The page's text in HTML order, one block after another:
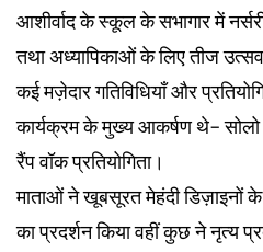
आशीर्वाद के स्कूल के सभागार में
तथा अध्यापिकाओं के लिए तीज
कई मज़ेदार गतिविधियाँ और
कार्यक्रम के मुख्य आकर्षण थे- सोलो
रैंप वॉक प्रतियोगिता।
माताओं ने खूबसूरत मेहंदी डिज़ाइनों
का प्रदर्शन किया वहीं कुछ ने नृत्य